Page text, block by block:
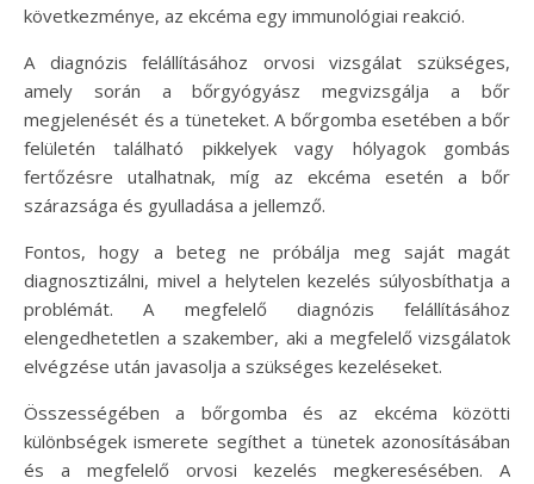
következménye, az ekcéma egy immunológiai reakció.
A diagnózis felállításához orvosi vizsgálat szükséges,
amely során a bőrgyógyász megvizsgálja a bőr
megjelenését és a tüneteket. A bőrgomba esetében a bőr
felületén található pikkelyek vagy hólyagok gombás
fertőzésre utalhatnak, míg az ekcéma esetén a bőr
szárazsága és gyulladása a jellemző.
Fontos, hogy a beteg ne próbálja meg saját magát
diagnosztizálni, mivel a helytelen kezelés súlyosbíthatja a
problémát. A megfelelő diagnózis felállításához
elengedhetetlen a szakember, aki a megfelelő vizsgálatok
elvégzése után javasolja a szükséges kezeléseket.
Összességében a bőrgomba és az ekcéma közötti
különbségek ismerete segíthet a tünetek azonosításában
és a megfelelő orvosi kezelés megkeresésében. A